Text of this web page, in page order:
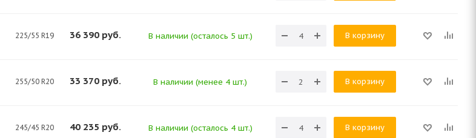
225/55 R19 36 390 руб. В наличии (осталось 5 шт.) В корзину
255/50 R20 33 370 руб. В наличии (менее 4 шт.) В корзину
245/45 R20 40 235 руб. В наличии (осталось 4 шт.) В корзину